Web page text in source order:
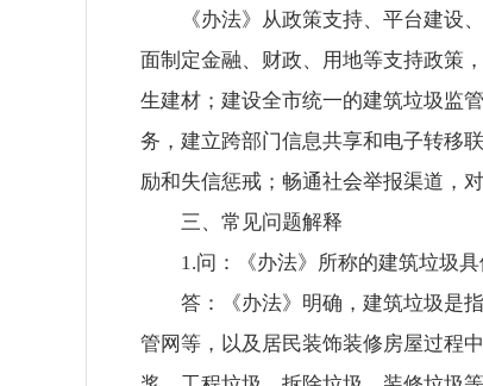
《办法》从政策支持、平台建设
面制定金融、财政、用地等支持政策
生建材；建设全市统一的建筑垃圾监
务，建立跨部门信息共享和电子转移
励和失信惩戒；畅通社会举报渠道，
三、常见问题解释
1.问：《办法》所称的建筑垃圾
答：《办法》明确，建筑垃圾是
管网等，以及居民装饰装修房屋过程